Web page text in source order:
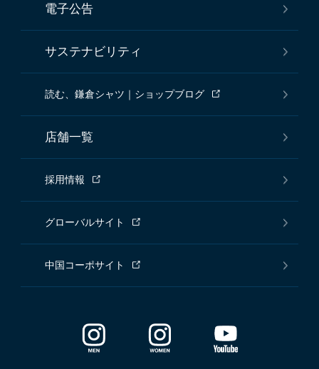
電子公告
サステナビリティ
読む、鎌倉シャツ｜ショップブログ
店舗一覧
採用情報
グローバルサイト
中国コーポサイト